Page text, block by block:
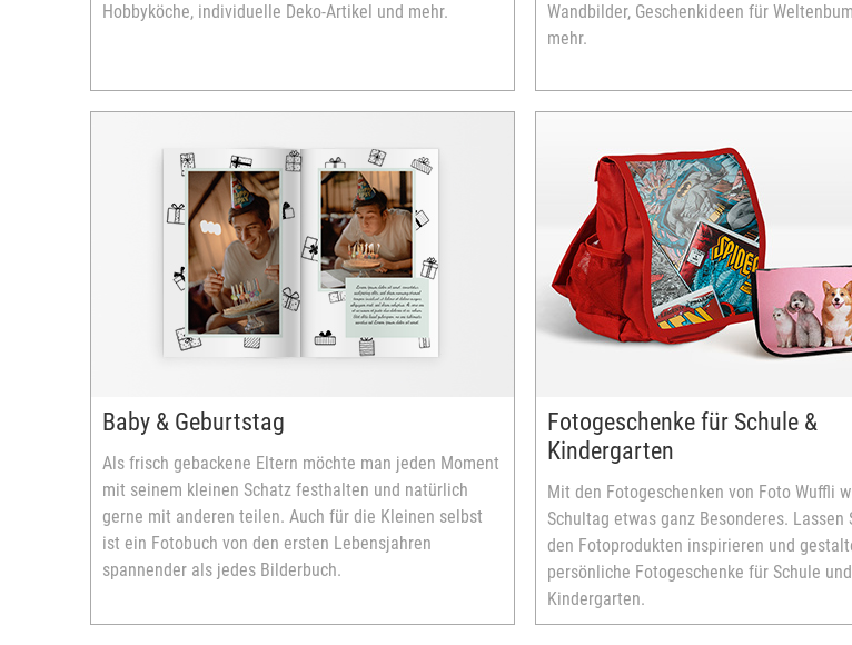
Hobbyköche, individuelle Deko-Artikel und mehr.
Wandbilder, Geschenkideen für
mehr.
Baby & Geburtstag
Als frisch gebackene Eltern möchte man jeden Moment
mit seinem kleinen Schatz festhalten und natürlich
gerne mit anderen teilen. Auch für die Kleinen selbst
ist ein Fotobuch von den ersten Lebensjahren
spannender als jedes Bilderbuch.
Fotogeschenke für Schule &
Kindergarten
Mit den Fotogeschenken von Foto Wuffli
Schultag etwas ganz Besonderes. Lassen
den Fotoprodukten inspirieren und
persönliche Fotogeschenke für Schule und
Kindergarten.